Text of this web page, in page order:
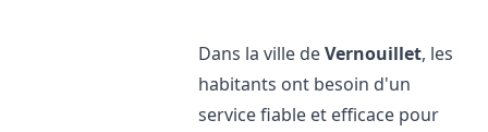
Dans la ville deVernouillet, les
habitants ont besoin d'un
service fiable et efficace pour